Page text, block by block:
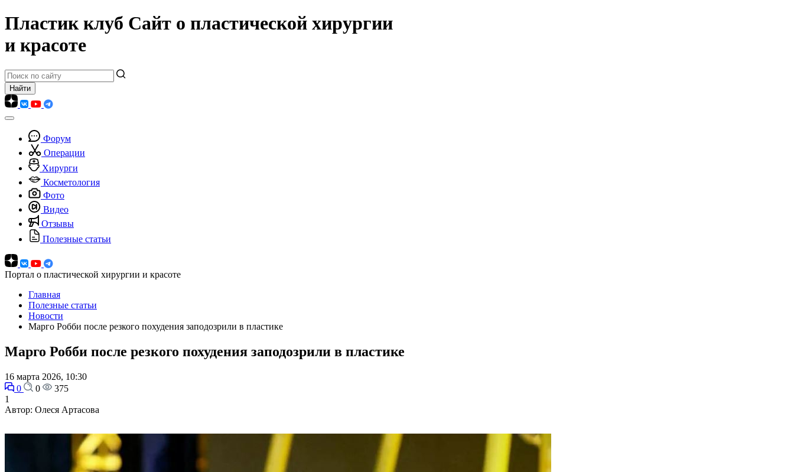
Пластик клуб Сайт о пластической хирургии
и красоте
Форум
Операции
Хирурги
Косметология
Фото
Видео
Отзывы
Полезные статьи
Портал о пластической хирургии и красоте
Главная
Полезные статьи
Новости
Марго Робби после резкого похудения заподозрили в пластике
Марго Робби после резкого похудения заподозрили в пластике
16 марта 2026, 10:30
0
0
375
1
Автор: Олеся Артасова